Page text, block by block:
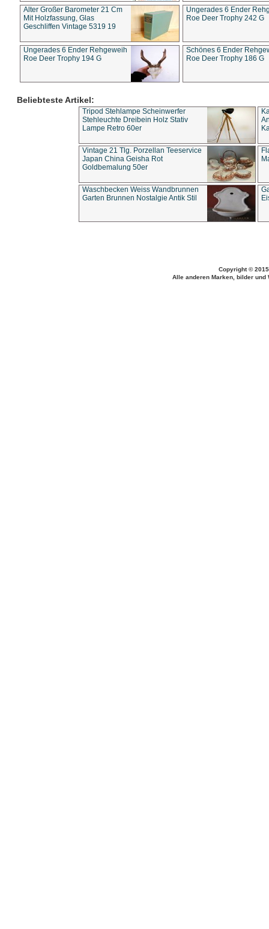
Alter Großer Barometer 21 Cm
Mit Holzfassung, Glas
Geschliffen Vintage 5319 19
Ungerades 6 Ender
Roe Deer Trophy 242 G
Ungerades 6 Ender Rehgeweih
Roe Deer Trophy 194 G
Schönes 6 Ender
Roe Deer Trophy 186 G
Beliebteste Artikel:
Tripod Stehlampe Scheinwerfer
Stehleuchte Dreibein Holz Stativ
Lampe Retro 60er
Vintage 21 Tlg. Porzellan Teeservice
Japan China Geisha Rot
Goldbemalung 50er
Waschbecken Weiss Wandbrunnen
Garten Brunnen Nostalgie Antik Stil
Copyright ©
Alle anderen Marken, bilder und